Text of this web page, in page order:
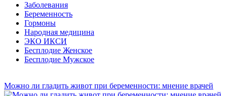
Заболевания
Беременность
Гормоны
Народная медицина
ЭКО ИКСИ
Бесплодие Женское
Бесплодие Мужское
Можно ли гладить живот при беременности: мнение врачей